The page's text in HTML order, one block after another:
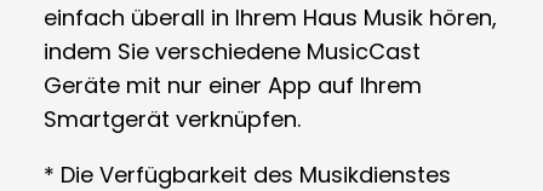
einfach überall in Ihrem Haus Musik hören,
indem Sie verschiedene MusicCast
Geräte mit nur einer App auf Ihrem
Smartgerät verknüpfen.
* Die Verfügbarkeit des Musikdienstes